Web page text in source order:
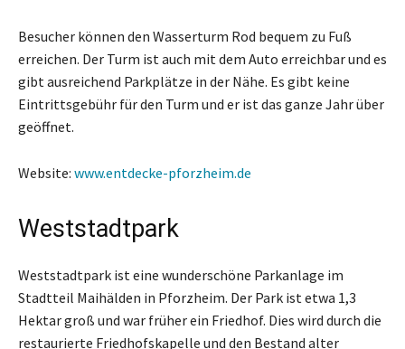
Besucher können den Wasserturm Rod bequem zu Fuß
erreichen. Der Turm ist auch mit dem Auto erreichbar und es
gibt ausreichend Parkplätze in der Nähe. Es gibt keine
Eintrittsgebühr für den Turm und er ist das ganze Jahr über
geöffnet.
Website: www.entdecke-pforzheim.de
Weststadtpark
Weststadtpark ist eine wunderschöne Parkanlage im
Stadtteil Maihälden in Pforzheim. Der Park ist etwa 1,3
Hektar groß und war früher ein Friedhof. Dies wird durch die
restaurierte Friedhofskapelle und den Bestand alter